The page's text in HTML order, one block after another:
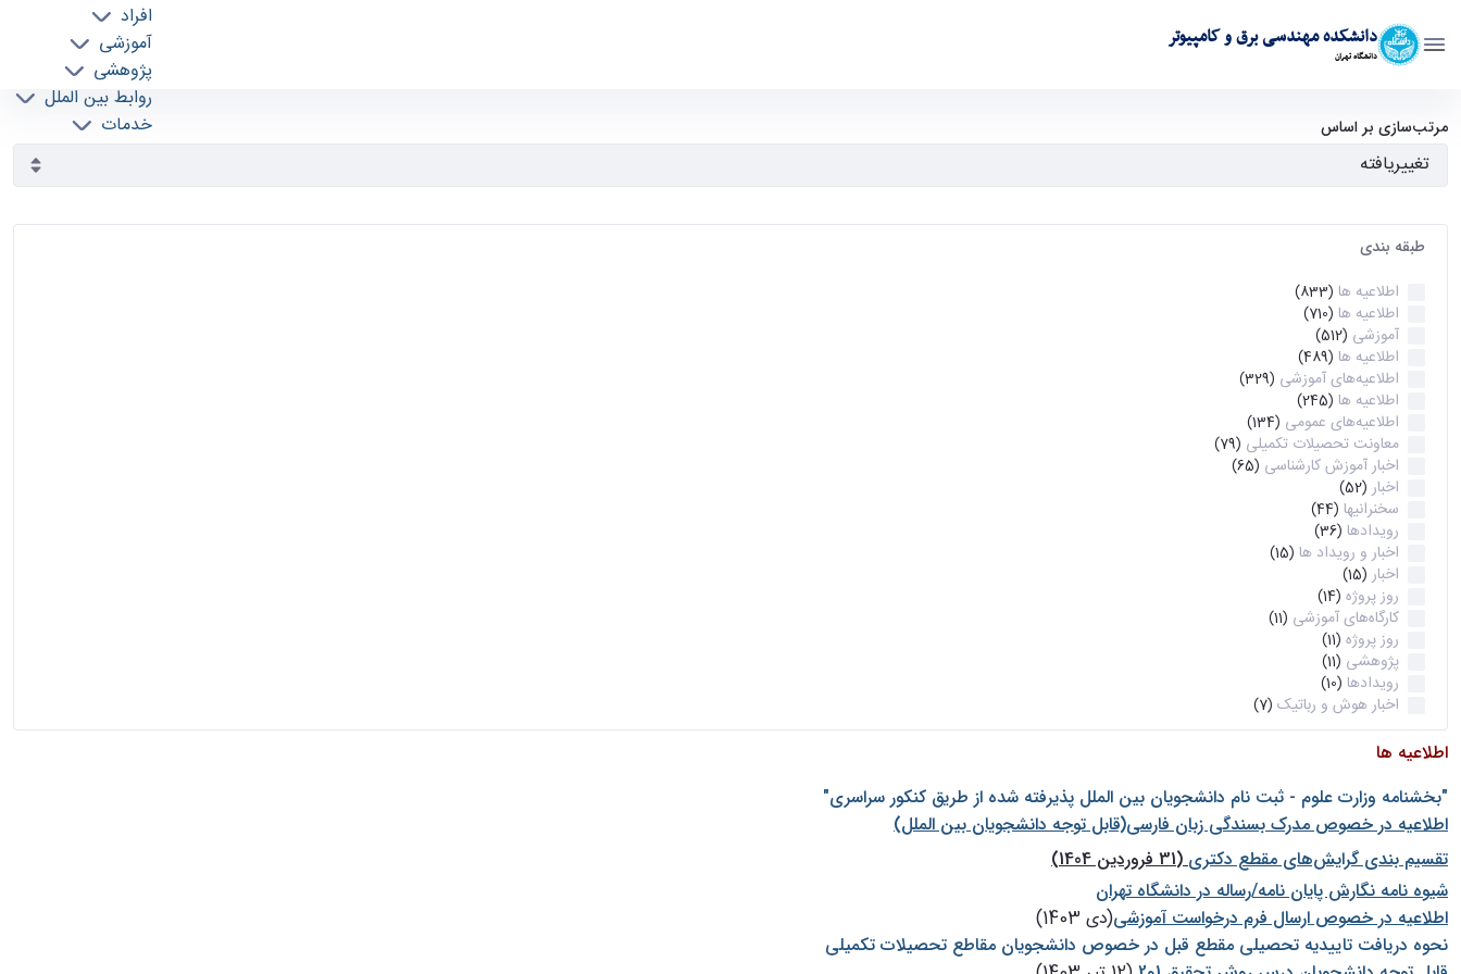
دانشکده مهندسی برق و کامپیوتر
دانشگاه تهران
افراد
آموزشی
پژوهشی
روابط بین الملل
خدمات
آرشیو اطلاعیه ها - ece- دانشکده مهندسی برق و کامپیوتر
مرتب‌سازی بر اساس
طبقه بندی
اطلاعیه ها (833)
اطلاعیه ها (710)
آموزشی (512)
اطلاعیه ها (489)
اطلاعیه‌های‌ آموزشی (329)
اطلاعیه ها (245)
اطلاعیه‌های عمومی (134)
معاونت تحصیلات تکمیلی (79)
اخبار آموزش کارشناسی (65)
اخبار (52)
سخنرانیها (44)
رویدادها (36)
اخبار و رویداد ها (15)
اخبار (15)
روز پروژه (14)
کارگاه‌های آموزشی (11)
روز پروژه (11)
پژوهشی (11)
رویدادها (10)
اخبار هوش و رباتیک (7)
اطلاعیه ها
"بخشنامه وزارت علوم - ثبت نام دانشجويان بين الملل پذيرفته شده از طريق كنكور سراسری"
اطلاعیه در خصوص مدرک بسندگی زبان فارسی(قابل توجه دانشجویان بین الملل)
تقسیم بندی گرایش‌های مقطع دکتری(31 فروردین 1404)
شيوه نامه نگارش پايان نامه/رساله در دانشگاه تهران
اطلاعیه در خصوص ارسال فرم درخواست آموزشی(دی 1403)
نحوه دریافت تاییدیه تحصیلی مقطع قبل در خصوص دانشجویان مقاطع تحصیلات تکمیلی